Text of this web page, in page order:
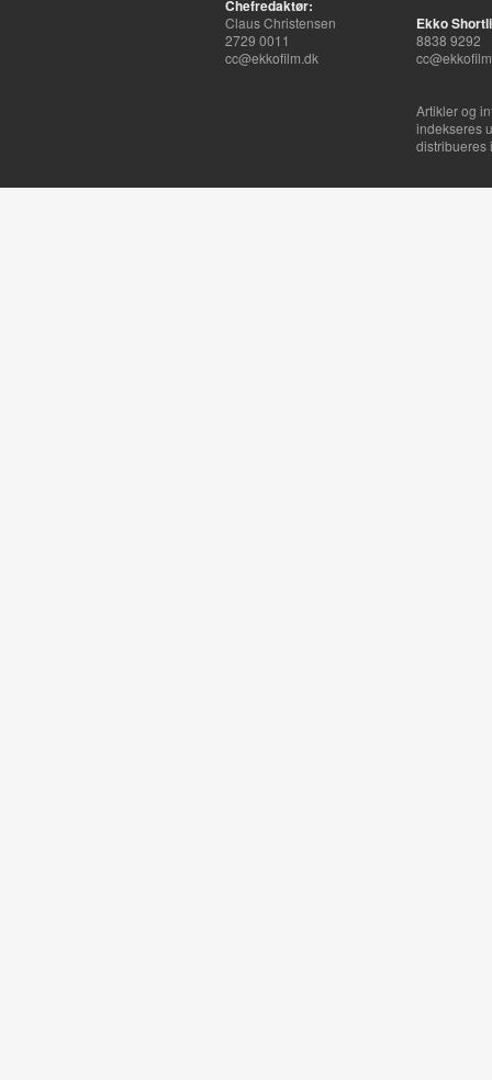
Chefredaktør:
Claus Christensen
2729 0011
cc@ekkofilm.dk
Ekko
8838 9292
Artikler og
indekseres
distribueres